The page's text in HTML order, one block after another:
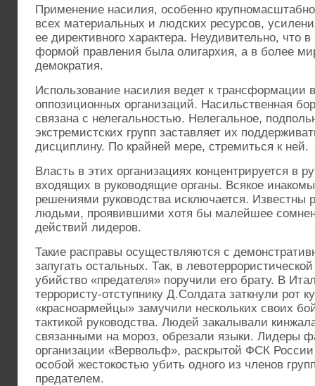
Применение насилия, особенно
всех материальных и людских ресурсов,
ее директивного характера. Неудивительно, что
формой правления была олигархия, а в более
демократия.
Использование насилия ведет к трансформации
оппозиционных организаций. Насильственная
связана с нелегальностью. Нелегальное,
экстремистских групп заставляет их
дисциплину. По крайней мере, стремиться к ней.
Власть в этих организациях концентрируется в
входящих в руководящие органы. Всякое
решениями руководства исключается. Известны
людьми, проявившими хотя бы малейшее
действий лидеров.
Такие расправы осуществляются с
запугать остальных. Так, в
убийство «предателя» поручили его брату. В
террористу-отступнику Д.Солдата заткнули рот
«красноармейцы» замучили нескольких своих
тактикой руководства. Людей закалывали
связанными на мороз, обрезали языки. Лидеры
организации «Вервольф», раскрытой ФСК России
особой жестокостью убить одного из членов
предателем.